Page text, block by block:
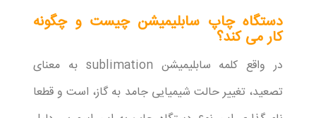
دستگاه چاپ سابلیمیشن چیست و چگونه
کار می کند؟
در واقع کلمه سابلیمیشن sublimation به معنای
تصعید، تغییر حالت شیمیایی جامد به گاز، است و قطعا